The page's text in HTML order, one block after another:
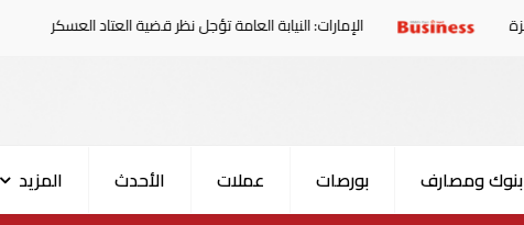
الإمارات: النيابة العامة تؤجل نظر قضية العتاد العسكري للسودان
بنوك ومصارف بورصات عملات الأحدث المزيد